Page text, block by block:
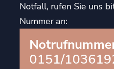
Notfall, rufen Sie uns
Nummer an:
0151/